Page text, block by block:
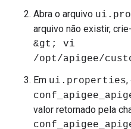
Abra o arquivo
arquivo não existir,
&gt; vi
/opt/apigee/
Em ui.properties,
valor retornado pela